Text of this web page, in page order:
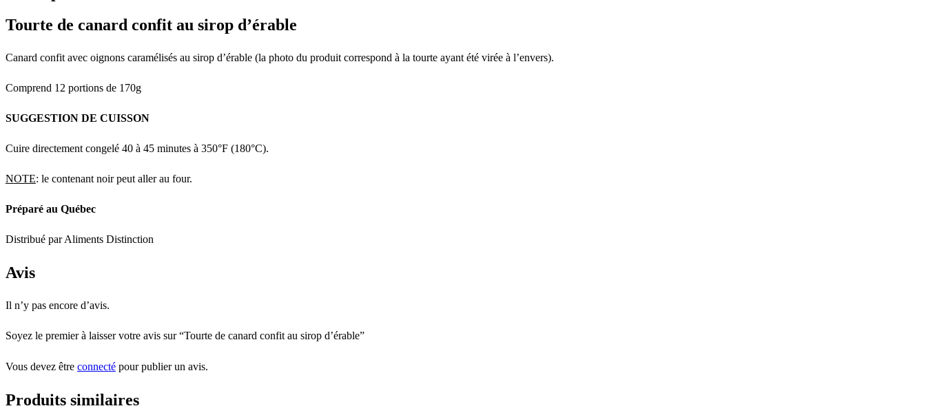
d'érable
Tourte de canard confit au sirop d’érable
Canard confit avec oignons caramélisés au sirop d’érable (la photo du produit correspond à la tourte ayant été virée à l’envers).
Comprend 12 portions de 170g
SUGGESTION DE CUISSON
Cuire directement congelé 40 à 45 minutes à 350°F (180°C).
NOTE: le contenant noir peut aller au four.
Préparé au Québec
Distribué par Aliments Distinction
Avis
Il n’y pas encore d’avis.
Soyez le premier à laisser votre avis sur “Tourte de canard confit au sirop d’érable”
Vous devez être connecté pour publier un avis.
Produits similaires